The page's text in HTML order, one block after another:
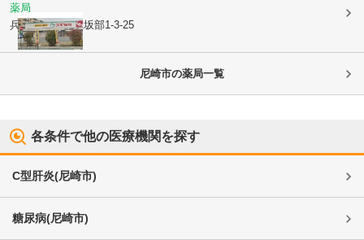
薬局
兵庫県尼崎市上坂部1-3-25
尼崎市の薬局一覧
各条件で他の医療機関を探す
C型肝炎(尼崎市)
糖尿病(尼崎市)